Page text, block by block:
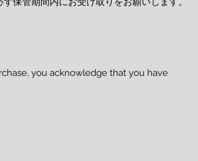
you acknowledge that you have